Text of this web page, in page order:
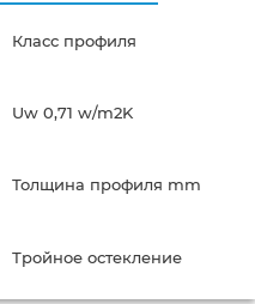
Класс профиля
Uw 0,71 w/m2K
Толщина профиля mm
Тройное остекление